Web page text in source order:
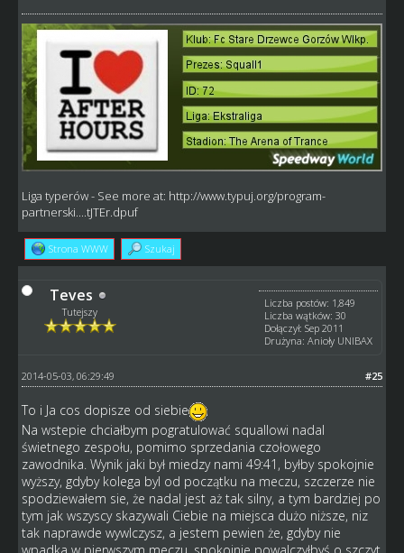
Liga typerów- See more at: http://www.typuj.org/program-
partnerski....tJTEr.dpuf
Strona WWW Szukaj
Teves
Tutejszy
Liczba postów: 1,849
Liczba wątków: 30
Dołączył: Sep 2011
Drużyna: Anioły UNIBAX
#25
2014-05-03, 06:29:49
To i Ja cos dopisze od siebie
Na wstepie chciałbym pogratulować squallowi nadal
świetnego zespołu, pomimo sprzedania czołowego
zawodnika. Wynik jaki był miedzy nami 49:41, byłby spokojnie
wyższy, gdyby kolega byl od początku na meczu, szczerze nie
spodziewałem sie, że nadal jest aż tak silny, a tym bardziej po
tym jak wszyscy skazywali Ciebie na miejsca dużo niższe, niz
tak naprawde wywlczysz, a jestem pewien że, gdyby nie